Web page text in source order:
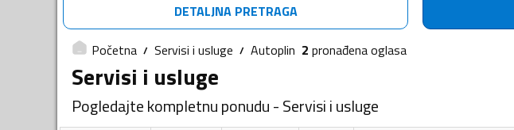
DETALJNA PRETRAGA
Početna Servisi i usluge Autoplin 2 pronađenaoglasa
Servisi i usluge
Pogledajte kompletnu ponudu - Servisi i usluge